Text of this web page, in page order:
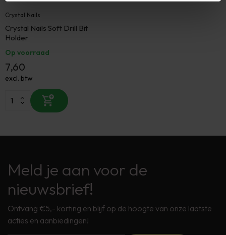
Crystal Nails
Crystal Nails Soft Drill Bit
Holder
Op voorraad
7,60
excl. btw
Meld je aan voor de
nieuwsbrief!
Ontvang €5,- korting en blijf op de hoogte van onze laatste
acties en aanbiedingen!